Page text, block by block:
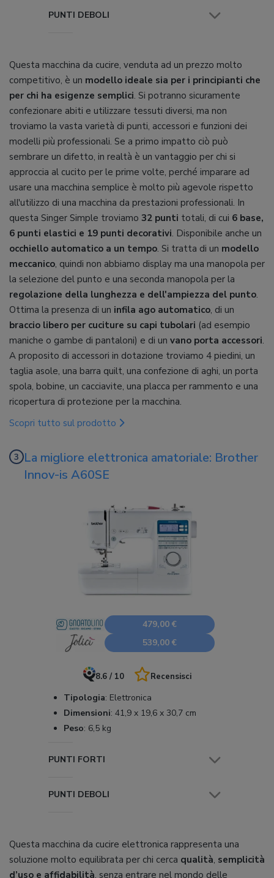
PUNTI DEBOLI
Questa macchina da cucire, venduta ad un prezzo molto
competitivo, è un modello ideale sia per i principianti che
per chi ha esigenze semplici. Si potranno sicuramente
confezionare abiti e utilizzare tessuti diversi, ma non
troviamo la vasta varietà di punti, accessori e funzioni dei
modelli più professionali. Se a primo impatto ciò può
sembrare un difetto, in realtà è un vantaggio per chi si
approccia al cucito per le prime volte, perché imparare ad
usare una macchina semplice è molto più agevole rispetto
all'utilizzo di una macchina da prestazioni professionali. In
questa Singer Simple troviamo 32 punti totali, di cui 6 base,
6 punti elastici e 19 punti decorativi. Disponibile anche un
occhiello automatico a un tempo. Si tratta di un modello
meccanico, quindi non abbiamo display ma una manopola per
la selezione del punto e una seconda manopola per la
regolazione della lunghezza e dell'ampiezza del punto.
Ottima la presenza di un infila ago automatico, di un
braccio libero per cuciture su capi tubolari (ad esempio
maniche o gambe di pantaloni) e di un vano porta accessori.
A proposito di accessori in dotazione troviamo 4 piedini, un
taglia asole, una barra quilt, una confezione di aghi, un porta
spola, bobine, un cacciavite, una placca per rammento e una
ricopertura di protezione per la macchina.
Scopri tutto sul prodotto
La migliore elettronica amatoriale: Brother
Innov-is A60SE
479,00 €
539,00 €
8.6 / 10 Recensisci
Tipologia: Elettronica
Dimensioni: 41,9 x 19,6 x 30,7 cm
Peso: 6,5 kg
PUNTI FORTI
PUNTI DEBOLI
Questa macchina da cucire elettronica rappresenta una
soluzione molto equilibrata per chi cerca qualità, semplicità
d’uso e affidabilità, senza entrare nel mondo delle